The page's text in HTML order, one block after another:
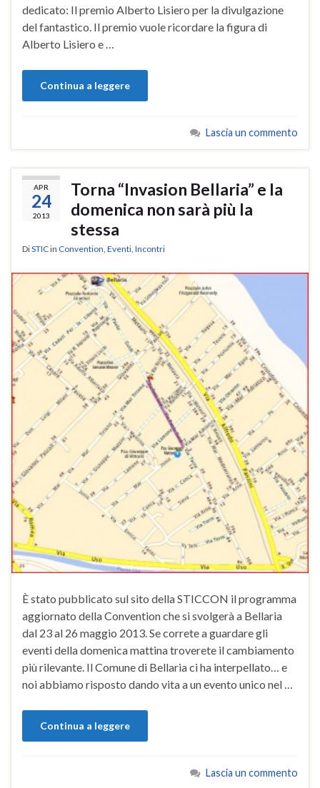
dedicato: Il premio Alberto Lisiero per la divulgazione
del fantastico. Il premio vuole ricordare la figura di
Alberto Lisiero e …
Continua a leggere
Lascia un commento
APR
24
2013
Torna “Invasion Bellaria” e la
domenica non sarà più la
stessa
DiSTICin Convention Eventi Incontri
È stato pubblicato sul sito della STICCON il programma
aggiornato della Convention che si svolgerà a Bellaria
dal 23 al 26 maggio 2013. Se correte a guardare gli
eventi della domenica mattina troverete il cambiamento
più rilevante. Il Comune di Bellaria ci ha interpellato… e
noi abbiamo risposto dando vita a un evento unico nel …
Continua a leggere
Lascia un commento